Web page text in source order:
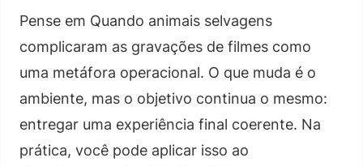
Pense em Quando animais selvagens
complicaram as gravações de filmes como
uma metáfora operacional. O que muda é o
ambiente, mas o objetivo continua o mesmo:
entregar uma experiência final coerente. Na
prática, você pode aplicar isso ao